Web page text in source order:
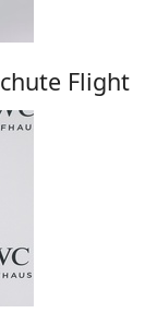
Flight